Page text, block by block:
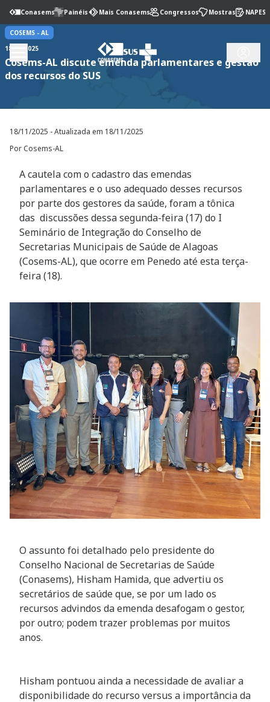
Conasems Painéis Mais Conasems Congressos Mostras NAPES
COSEMS - AL
18/11/2025
Cosems-AL discute emenda parlamentares e gestão
dos recursos do SUS
18/11/2025 - Atualizada em 18/11/2025
Por Cosems-AL
A cautela com o cadastro das emendas
parlamentares e o uso adequado desses recursos
por parte dos gestores da saúde, foram a tônica
das discussões dessa segunda-feira (17) do I
Seminário de Integração do Conselho de
Secretarias Municipais de Saúde de Alagoas
(Cosems-AL), que ocorre em Penedo até esta terça-
feira (18).
O assunto foi detalhado pelo presidente do
Conselho Nacional de Secretarias de Saúde
(Conasems), Hisham Hamida, que advertiu os
secretários de saúde que, se por um lado os
recursos advindos da emenda desafogam o gestor,
por outro; podem trazer problemas por muitos
anos.
Hisham pontuou ainda a necessidade de avaliar a
disponibilidade do recurso versus a importância da